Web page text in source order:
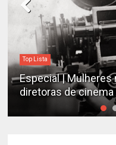
Top Lista
Especial | Mulheres
diretoras de